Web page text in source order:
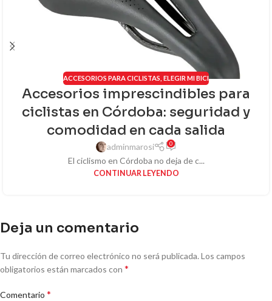
ACCESORIOS PARA CICLISTAS ELEGIR MI BICI
Accesorios imprescindibles para
ciclistas en Córdoba: seguridad y
comodidad en cada salida
adminmarosi 0
El ciclismo en Córdoba no deja de c...
CONTINUAR LEYENDO
Deja un comentario
Tu dirección de correo electrónico no será publicada.Los campos
obligatorios están marcados con *
Comentario *